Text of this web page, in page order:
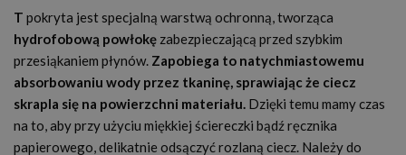
T pokryta jest specjalną warstwą ochronną, tworząca
hydrofobową powłokę zabezpieczającą przed szybkim
przesiąkaniem płynów. Zapobiega to natychmiastowemu
absorbowaniu wody przez tkaninę, sprawiając że ciecz
skrapla się na powierzchni materiału. Dzięki temu mamy czas
na to, aby przy użyciu miękkiej ściereczki bądź ręcznika
papierowego, delikatnie odsączyć rozlaną ciecz. Należy do